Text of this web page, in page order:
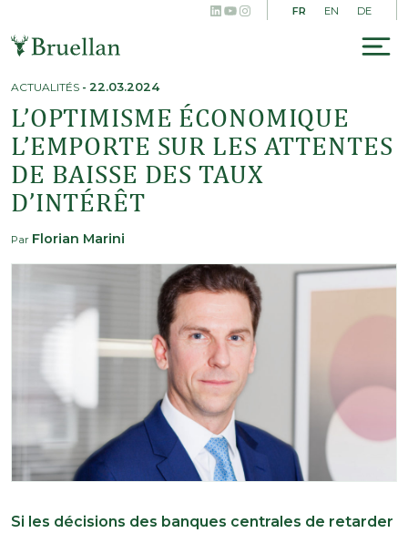
to
content
LinkedIn
YouTube
Instagram
FR EN DE
ACTUALITÉS - 22.03.2024
L’OPTIMISME ÉCONOMIQUE
L’EMPORTE SUR LES ATTENTES
DE BAISSE DES TAUX
D’INTÉRÊT
Par Florian Marini
Si les décisions des banques centrales de retarder